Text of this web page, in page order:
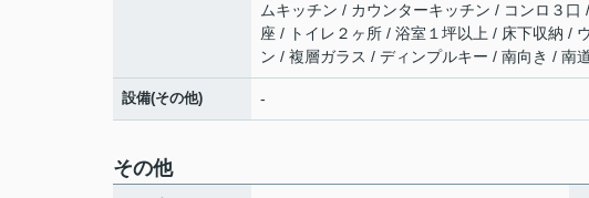
ムキッチン / カウンターキッチン / コンロ３
座 / トイレ２ヶ所 / 浴室１坪以上 / 床下収納 /
ン / 複層ガラス / ディンプルキー / 南向き / 南
設備(その他) -
その他